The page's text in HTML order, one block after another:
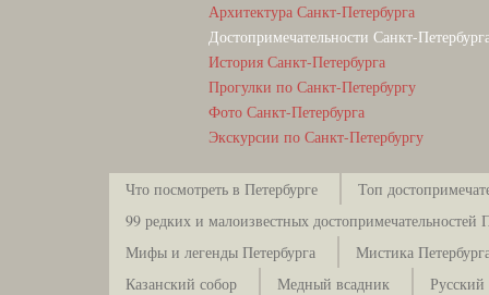
Архитектура Санкт-Петербурга
Достопримечательности Санкт-
История Санкт-Петербурга
Прогулки по Санкт-Петербургу
Фото Санкт-Петербурга
Экскурсии по Санкт-Петербургу
Что посмотреть в Петербурге
Топ
99 редких и малоизвестных достопримечательностей
Мифы и легенды Петербурга
Мистика
Казанский собор
Медный всадник